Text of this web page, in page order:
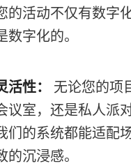
的活动不仅有数字
数字化的。
活性：
无论您的项
议室，还是私人派
们的系统都能适配
的沉浸感。